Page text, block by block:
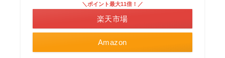
Amazon
＼ポイント最大11倍！／
楽天市場